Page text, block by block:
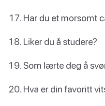
Har du et morsomt
Liker du å studere?
Som lærte deg å
Hva er din favoritt